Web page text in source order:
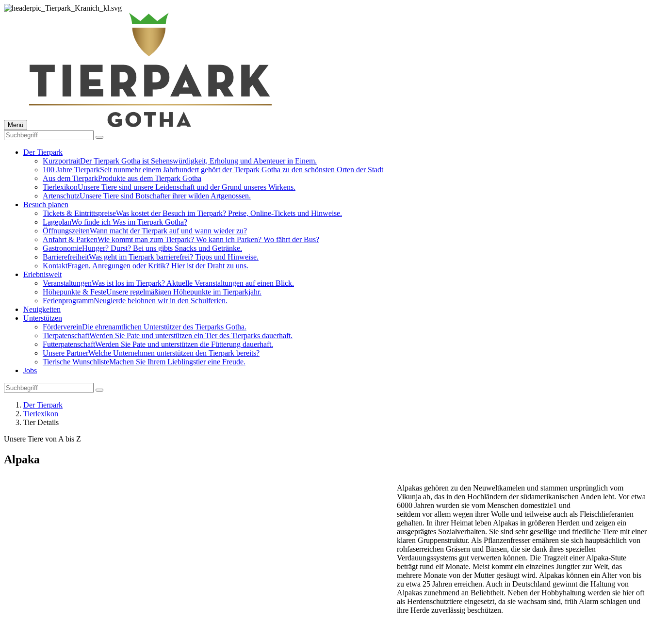
Menü
Der Tierpark
KurzportraitDer Tierpark Gotha ist Sehenswürdigkeit, Erholung und Abenteuer in Einem.
100 Jahre TierparkSeit nunmehr einem Jahrhundert gehört der Tierpark Gotha zu den schönsten Orten der Stadt
Aus dem TierparkProdukte aus dem Tierpark Gotha
TierlexikonUnsere Tiere sind unsere Leidenschaft und der Grund unseres Wirkens.
ArtenschutzUnsere Tiere sind Botschafter ihrer wilden Artgenossen.
Besuch planen
Tickets & EintrittspreiseWas kostet der Besuch im Tierpark? Preise, Online-Tickets und Hinweise.
LageplanWo finde ich Was im Tierpark Gotha?
ÖffnungszeitenWann macht der Tierpark auf und wann wieder zu?
Anfahrt & ParkenWie kommt man zum Tierpark? Wo kann ich Parken? Wo fährt der Bus?
GastronomieHunger? Durst? Bei uns gibts Snacks und Getränke.
BarrierefreiheitWas geht im Tierpark barrierefrei? Tipps und Hinweise.
KontaktFragen, Anregungen oder Kritik? Hier ist der Draht zu uns.
Erlebniswelt
VeranstaltungenWas ist los im Tierpark? Aktuelle Veranstaltungen auf einen Blick.
Höhepunkte & FesteUnsere regelmäßigen Höhepunkte im Tierparkjahr.
FerienprogrammNeugierde belohnen wir in den Schulferien.
Neuigkeiten
Unterstützen
FördervereinDie ehrenamtlichen Unterstützer des Tierparks Gotha.
TierpatenschaftWerden Sie Pate und unterstützen ein Tier des Tierparks dauerhaft.
FutterpatenschaftWerden Sie Pate und unterstützen die Fütterung dauerhaft.
Unsere PartnerWelche Unternehmen unterstützen den Tierpark bereits?
Tierische WunschlisteMachen Sie Ihrem Lieblingstier eine Freude.
Jobs
Der Tierpark
Tierlexikon
Tier Details
Unsere Tiere von A bis Z
Alpaka
Alpakas gehören zu den Neuweltkamelen und stammen ursprünglich vom
Vikunja ab, das in den Hochländern der südamerikanischen Anden lebt. Vor etwa
6000 Jahren wurden sie vom Menschen domestizie1 und
seitdem vor allem wegen ihrer Wolle und teilweise auch als Fleischlieferanten
gehalten. In ihrer Heimat leben Alpakas in größeren Herden und zeigen ein
ausgeprägtes Sozialverhalten. Sie sind sehr gesellige und friedliche Tiere mit einer
klaren Gruppenstruktur. Als Pflanzenfresser ernähren sie sich hauptsächlich von
rohfaserreichen Gräsern und Binsen, die sie dank ihres speziellen
Verdauungssystems gut verwerten können. Die Tragzeit einer Alpaka-Stute
beträgt rund elf Monate. Meist kommt ein einzelnes Jungtier zur Welt, das
mehrere Monate von der Mutter gesäugt wird. Alpakas können ein Alter von bis
zu etwa 25 Jahren erreichen. Auch in Deutschland gewinnt die Haltung von
Alpakas zunehmend an Beliebtheit. Neben der Hobbyhaltung werden sie hier oft
als Herdenschutztiere eingesetzt, da sie wachsam sind, früh Alarm schlagen und
ihre Herde zuverlässig beschützen.